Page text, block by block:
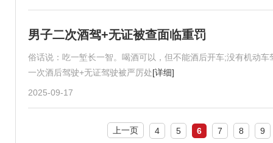
男子二次酒驾+无证被查面临重罚
俗话说：吃一堑长一智。喝酒可以，但不能酒后开车;没有机动
一次酒后驾驶+无证驾驶被严厉处[详细]
2025-09-17
上一页 4 5 6 7 8 9